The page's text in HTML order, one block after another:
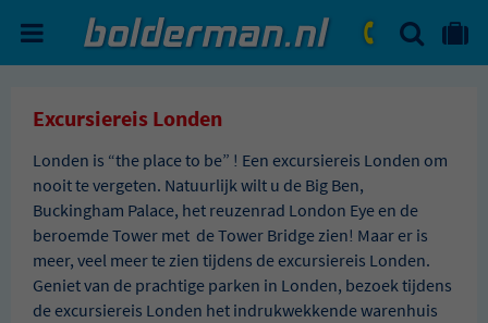
ma. - vr.: 09:00 - 17:30
ZOEKEN
Excursiereis Londen
Londen is “the place to be” ! Een excursiereis Londen om
nooit te vergeten. Natuurlijk wilt u de Big Ben,
Buckingham Palace, het reuzenrad London Eye en de
beroemde Tower met de Tower Bridge zien! Maar er is
meer, veel meer te zien tijdens de excursiereis Londen.
Geniet van de prachtige parken in Londen, bezoek tijdens
de excursiereis Londen het indrukwekkende warenhuis